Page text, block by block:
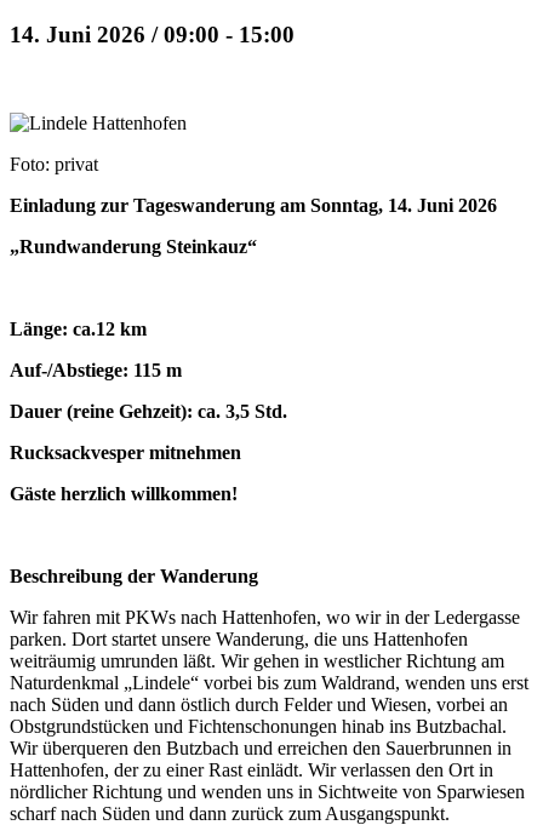
14. Juni 2026 / 09:00 - 15:00
Foto: privat
Einladung zur Tageswanderung am Sonntag, 14. Juni 2026
„Rundwanderung Steinkauz“
Länge: ca.12 km
Auf-/Abstiege: 115 m
Dauer (reine Gehzeit): ca. 3,5 Std.
Rucksackvesper mitnehmen
Gäste herzlich willkommen!
Beschreibung der Wanderung
Wir fahren mit PKWs nach Hattenhofen, wo wir in der Ledergasse
parken. Dort startet unsere Wanderung, die uns Hattenhofen
weiträumig umrunden läßt. Wir gehen in westlicher Richtung am
Naturdenkmal „Lindele“ vorbei bis zum Waldrand, wenden uns erst
nach Süden und dann östlich durch Felder und Wiesen, vorbei an
Obstgrundstücken und Fichtenschonungen hinab ins Butzbachal.
Wir überqueren den Butzbach und erreichen den Sauerbrunnen in
Hattenhofen, der zu einer Rast einlädt. Wir verlassen den Ort in
nördlicher Richtung und wenden uns in Sichtweite von Sparwiesen
scharf nach Süden und dann zurück zum Ausgangspunkt.